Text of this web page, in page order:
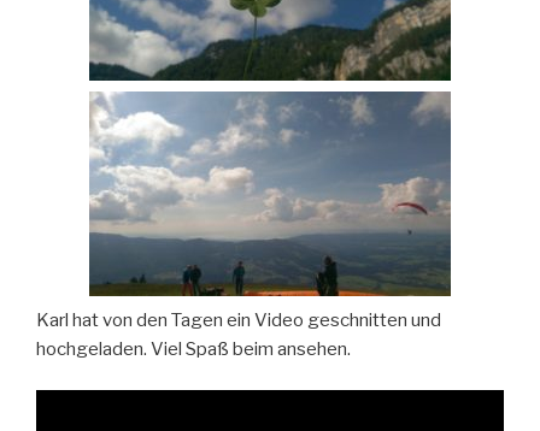
Karl hat von den Tagen ein Video geschnitten und
hochgeladen. Viel Spaß beim ansehen.